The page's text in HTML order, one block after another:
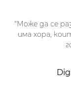
"Може да се
има хора,